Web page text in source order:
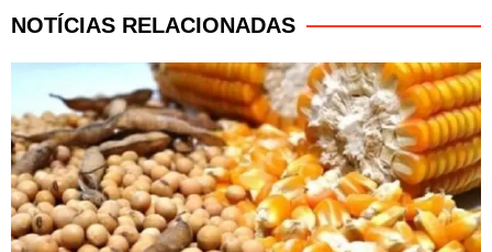
NOTÍCIAS RELACIONADAS